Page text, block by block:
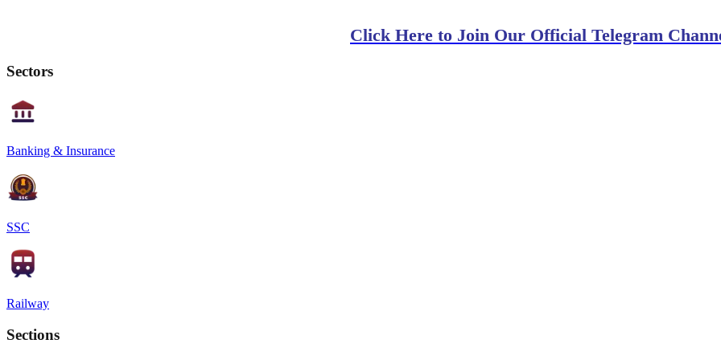
Click Here to Join Our Official Telegram
Sectors
Banking & Insurance
SSC
Railway
Sections